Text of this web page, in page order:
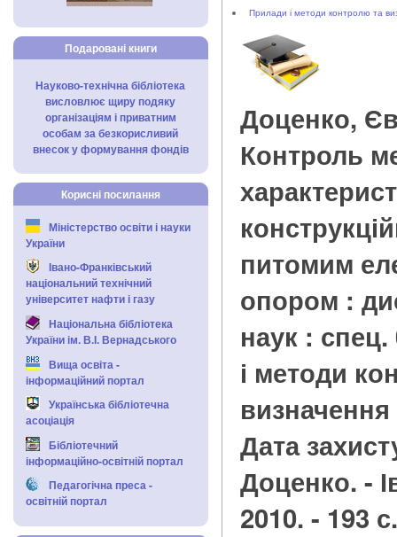
Подаровані книги
Науково-технічна бібліотека
висловлює щиру подяку
організаціям і приватним
особам за безкорисливий
внесок у формування фондів
Корисні посилання
Міністерство освіти і науки
України
Івано-Франківський
національний технічний
університет нафти і газу
Національна бібліотека
України ім. В.І. Вернадського
Вища освіта -
інформаційний портал
Українська бібліотечна
асоціація
Бібліотечний
інформаційно-освітній портал
Педагогічна преса -
освітній портал
Прилади і методи контролю та
Доценко,
Контроль
питомим
опором :
наук :
і методи
Дата
Доценко. -
2010. - 193